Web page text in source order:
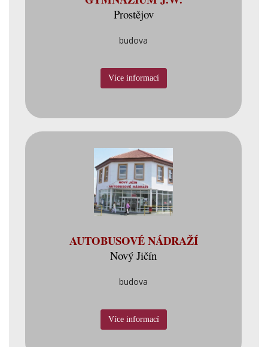
Prostějov
budova
Více informací
AUTOBUSOVÉ NÁDRAŽÍ
Nový Jičín
budova
Více informací